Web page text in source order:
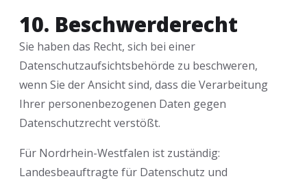
10. Beschwerderecht
Sie haben das Recht, sich bei einer
Datenschutzaufsichtsbehörde zu beschweren,
wenn Sie der Ansicht sind, dass die Verarbeitung
Ihrer personenbezogenen Daten gegen
Datenschutzrecht verstößt.
Für Nordrhein-Westfalen ist zuständig:
Landesbeauftragte für Datenschutz und